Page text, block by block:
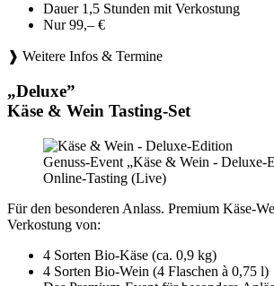
Dauer 1,5 Stunden mit Verkostung
Nur 99,– €
❱ Weitere Infos & Termine
„Deluxe”
Käse & Wein Tasting-Set
Genuss-Event „Käse & Wein - Deluxe-
Online-Tasting (Live)
Für den besonderen Anlass. Premium Käse-
Verkostung von:
4 Sorten Bio-Käse (ca. 0,9 kg)
4 Sorten Bio-Wein (4 Flaschen à 0,75 l)